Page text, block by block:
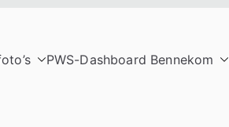
PWS-Dashboard Bennekom